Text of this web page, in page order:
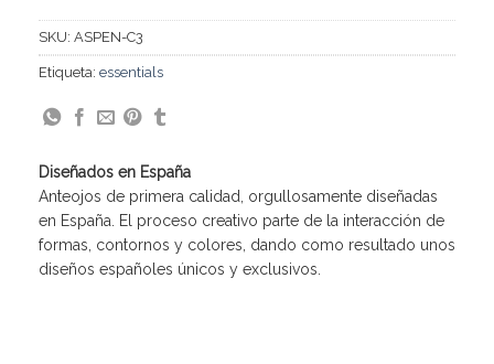
SKU: ASPEN-C3
Etiqueta: essentials
Diseñados en España
Anteojos de primera calidad, orgullosamente diseñadas
en España. El proceso creativo parte de la interacción de
formas, contornos y colores, dando como resultado unos
diseños españoles únicos y exclusivos.